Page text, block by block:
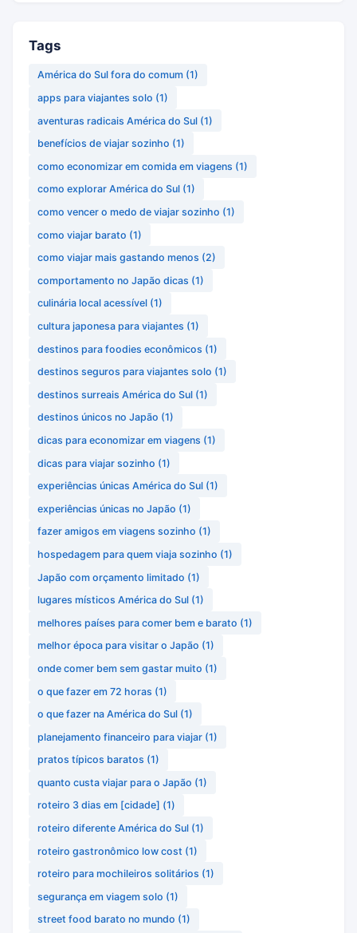
Tags
América do Sul fora do comum (1)
apps para viajantes solo (1)
aventuras radicais América do Sul (1)
benefícios de viajar sozinho (1)
como economizar em comida em viagens (1)
como explorar América do Sul (1)
como vencer o medo de viajar sozinho (1)
como viajar barato (1)
como viajar mais gastando menos (2)
comportamento no Japão dicas (1)
culinária local acessível (1)
cultura japonesa para viajantes (1)
destinos para foodies econômicos (1)
destinos seguros para viajantes solo (1)
destinos surreais América do Sul (1)
destinos únicos no Japão (1)
dicas para economizar em viagens (1)
dicas para viajar sozinho (1)
experiências únicas América do Sul (1)
experiências únicas no Japão (1)
fazer amigos em viagens sozinho (1)
hospedagem para quem viaja sozinho (1)
Japão com orçamento limitado (1)
lugares místicos América do Sul (1)
melhores países para comer bem e barato (1)
melhor época para visitar o Japão (1)
onde comer bem sem gastar muito (1)
o que fazer em 72 horas (1)
o que fazer na América do Sul (1)
planejamento financeiro para viajar (1)
pratos típicos baratos (1)
quanto custa viajar para o Japão (1)
roteiro 3 dias em [cidade] (1)
roteiro diferente América do Sul (1)
roteiro gastronômico low cost (1)
roteiro para mochileiros solitários (1)
segurança em viagem solo (1)
street food barato no mundo (1)